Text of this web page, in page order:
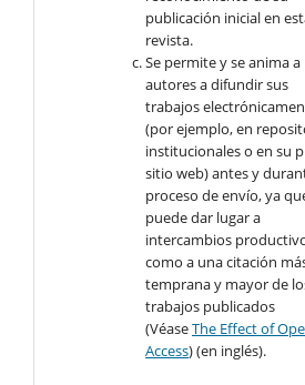
publicación inicial en
revista.
Se permite y se anima a
autores a difundir sus
trabajos
(por ejemplo, en
institucionales o en su
sitio web) antes y
proceso de envío, ya
puede dar lugar a
intercambios
como a una citación
temprana y mayor de
trabajos publicados
(VéaseThe Effect of
Access) (en inglés).